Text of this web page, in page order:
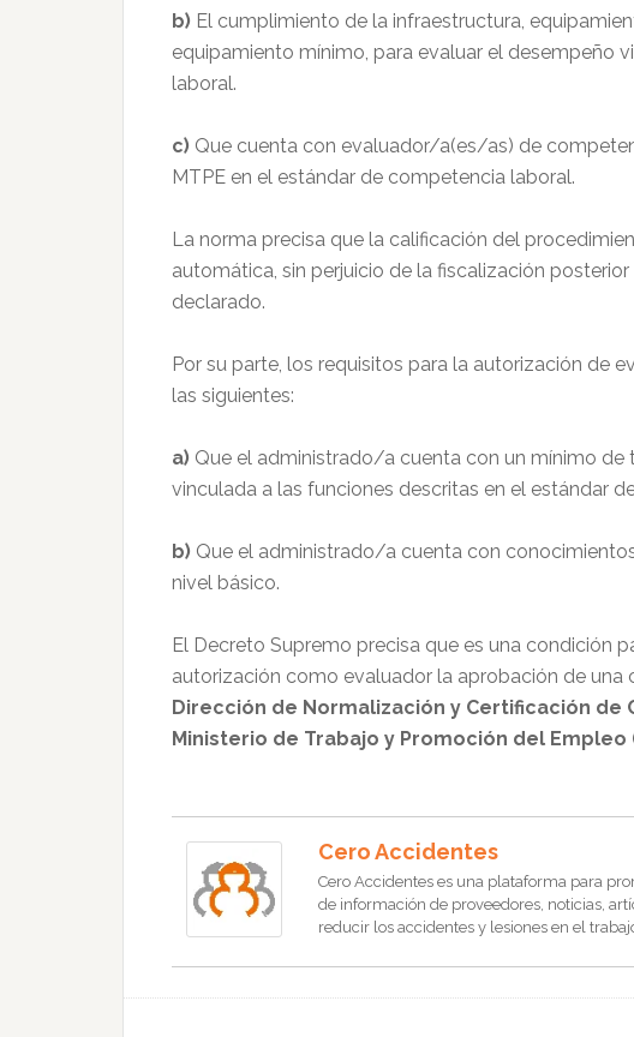
b) El cumplimiento de la infraestructura,
equipamiento mínimo, para evaluar el desempeño
laboral.
c) Que cuenta con evaluador/a(es/as) de
MTPE en el estándar de competencia laboral.
La norma precisa que la calificación del
automática, sin perjuicio de la fiscalización
declarado.
Por su parte, los requisitos para la autorización de
las siguientes:
a) Que el administrado/a cuenta con un mínimo de
vinculada a las funciones descritas en el estándar
b) Que el administrado/a cuenta con
nivel básico.
El Decreto Supremo precisa que es una condición
autorización como evaluador la aprobación de una
Dirección de Normalización y Certificación
Ministerio de Trabajo y Promoción del Empleo
Cero Accidentes
Cero Accidentes es una plataforma para
de información de proveedores, noticias,
reducir los accidentes y lesiones en el